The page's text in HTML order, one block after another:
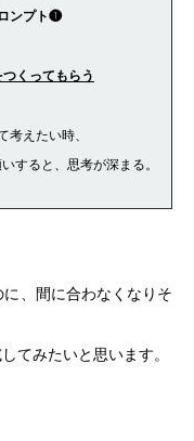
ンプト❶
くってもらう
えたい時、
すると、思考が深まる。
、間に合わなくなりそ
てみたいと思います。